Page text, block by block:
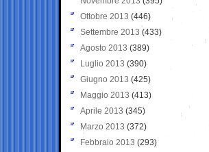
Ottobre 2013 (446)
Settembre 2013 (433)
Agosto 2013 (389)
Luglio 2013 (390)
Giugno 2013 (425)
Maggio 2013 (413)
Aprile 2013 (345)
Marzo 2013 (372)
Febbraio 2013 (293)